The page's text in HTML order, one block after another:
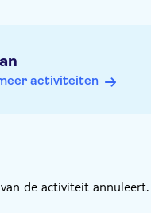
activiteiten
de activiteit annuleert.